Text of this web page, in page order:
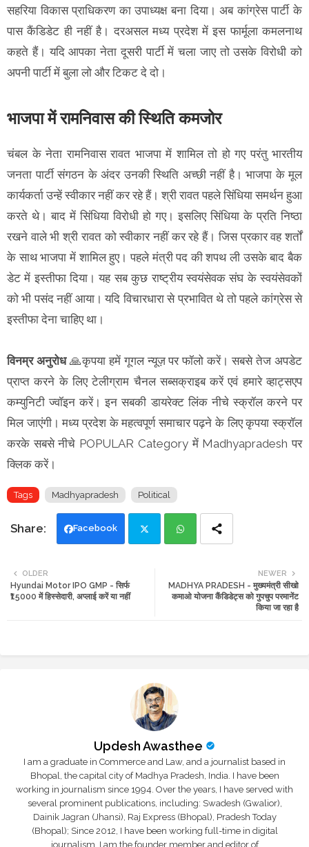
सहरिया विकास प्राधिकरण का उपाध्यक्ष बना दिया। अब कांग्रेस पार्टी के
पास कैंडिडेट ही नहीं है। दरअसल मध्य प्रदेश में इस फार्मूला कमलनाथ
कहते हैं। यदि आपका नेता दूसरी पार्टी में चला जाए तो उसके विरोधी को
अपनी पार्टी में बुला लो और टिकट दे दो।
भाजपा में रामनिवास की स्थिति कमजोर
चंबल के नेता रामनिवास रावत भाजपा में शामिल तो हो गए परंतु भारतीय
जनता पार्टी संगठन के अंदर उनकी स्थिति अच्छी नहीं है। भाजपा के मूल
कार्यकर्ता उन्हें स्वीकार नहीं कर रहे हैं। श्री रावत पहले सिंधिया समर्थन हुआ
करते थे। बाद में सिंधिया विरोधी हो गए। इसलिए सिंधिया के प्रति निष्ठा
रखने वाले भी श्री रावत को स्वीकार नहीं कर रहे हैं। जिस प्रकार वह शर्तों
के साथ भाजपा में शामिल हुए। पहले मंत्री पद की शपथ ली उसके बाद बैक
डेट में इस्तीफा दिया। यह सब कुछ राष्ट्रीय स्वयंसेवक संघ के स्वयंसेवकों
को भी पसंद नहीं आया। यदि विचारधारा से प्रभावित थे तो पहले कांग्रेस से
इस्तीफा देना चाहिए था।
विनम्र अनुरोध 🙏कृपया हमें गूगल न्यूज़ पर फॉलो करें। सबसे तेज अपडेट
प्राप्त करने के लिए टेलीग्राम चैनल सब्सक्राइब करें एवं हमारे व्हाट्सएप
कम्युनिटी ज्वॉइन करें। इन सबकी डायरेक्ट लिंक नीचे स्क्रॉल करने पर
मिल जाएंगी। मध्य प्रदेश के महत्वपूर्ण समाचार पढ़ने के लिए कृपया स्क्रॉल
करके सबसे नीचे POPULAR Category में Madhyapradesh पर
क्लिक करें।
Tags Madhyapradesh Political
Facebook
ats
NEWER
MADHYA PRADESH - मुख्यमंत्री सीखो
कमाओ योजना कैंडिडेट्स को गुपचुप परमानेंट
किया जा रहा है
OLDER
Hyundai Motor IPO GMP - सिर्फ
₹15000 में हिस्सेदारी, अप्लाई करें या नहीं
Updesh Awasthee
I am a graduate in Commerce and Law, and a journalist based in
Bhopal, the capital city of Madhya Pradesh, India. I have been
working in journalism since 1994. Over the years, I have served with
several prominent publications, including: Swadesh (Gwalior),
Dainik Jagran (Jhansi), Raj Express (Bhopal), Pradesh Today
(Bhopal); Since 2012, I have been working full-time in digital
journalism. I am the founder member and editor of